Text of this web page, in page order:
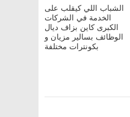
الشباب اللي كيقلب على
الخدمة في الشركات
الكبرى كاين بزاف ديال
الوظائف بسالير مزيان و
بكونترات مختلفة